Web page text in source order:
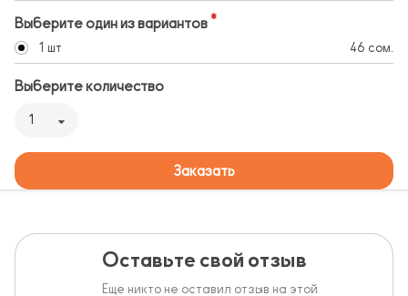
Выберите один из вариантов
1 шт 46 сом.
Выберите количество
1
Заказать
Оставьте свой отзыв
Еще никто не оставил отзыв на этой